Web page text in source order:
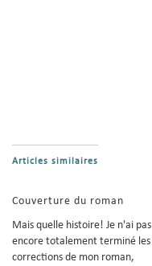
Articles similaires
Couverture du roman
Mais quelle histoire! Je n'ai pas
encore totalement terminé les
corrections de mon roman,